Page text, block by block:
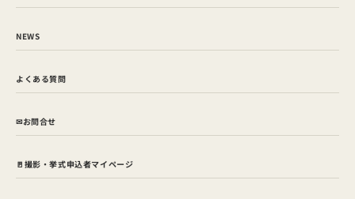
NEWS
よくある質問
✉お問合せ
🚪撮影・挙式申込者マイページ